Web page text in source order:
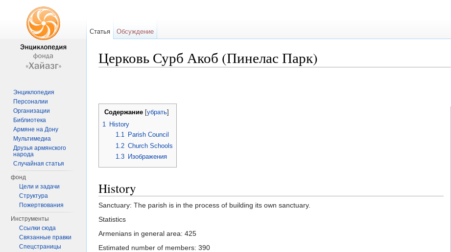
Церковь Сурб Акоб (Пинелас Парк)
Содержание убрать
1 History
1.1
Parish Council
1.2 Church Schools
1.3
Изображения
History
Sanctuary: The parish is in the process of building its own sanctuary.
Statistics
Armenians in general area: 425
Estimated number of members: 390
Статья Обсуждение
Энциклопедия
Персоналии
Организации
Библиотека
Армяне на Дону
Мультимедиа
Друзья армянского
народа
Случайная статья
фонд
Цели и задачи
Структура
Пожертвования
Инструменты
Ссылки сюда
Связанные правки
Спецстраницы